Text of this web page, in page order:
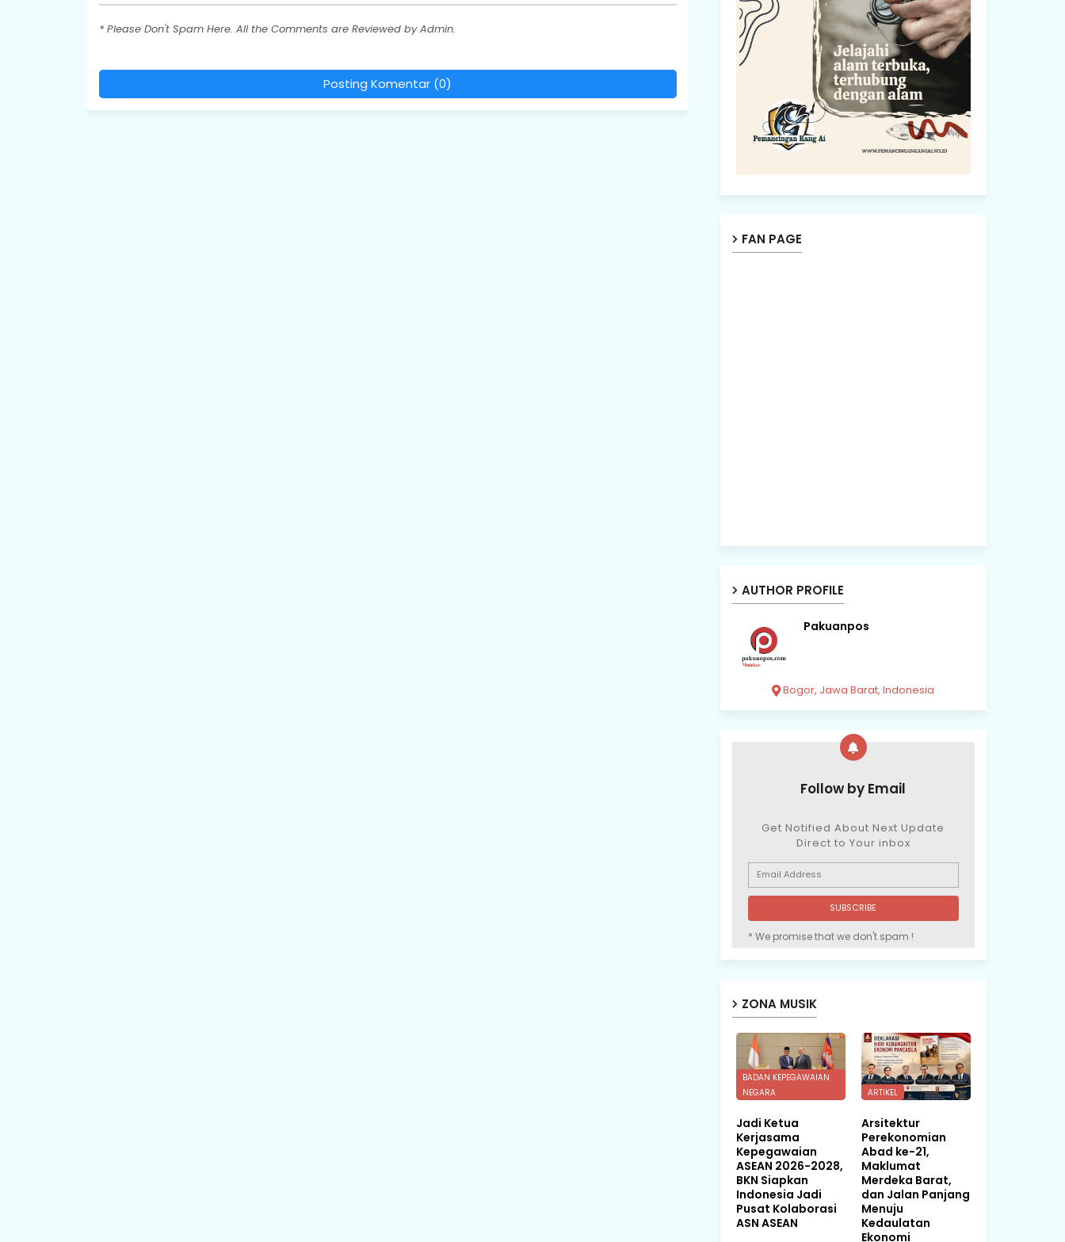
* Please Don't Spam Here. All the Comments are Reviewed by Admin.
Posting Komentar (0)
FAN PAGE
AUTHOR PROFILE
Pakuanpos
Bogor, Jawa Barat, Indonesia
Follow by Email
Get Notified About Next Update
Direct to Your inbox
* We promise that we don't spam !
ZONA MUSIK
BADAN KEPEGAWAIAN
NEGARA
Jadi Ketua
Kerjasama
Kepegawaian
ASEAN 2026-2028,
BKN Siapkan
Indonesia Jadi
Pusat Kolaborasi
ASN ASEAN
ARTIKEL
Arsitektur
Perekonomian
Abad ke-21,
Maklumat
Merdeka Barat,
dan Jalan Panjang
Menuju
Kedaulatan
Ekonomi